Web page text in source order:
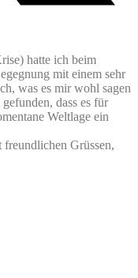
hatte ich beim
mit einem sehr
was es mir wohl sagen
dass es für
Weltlage ein
Grüssen,